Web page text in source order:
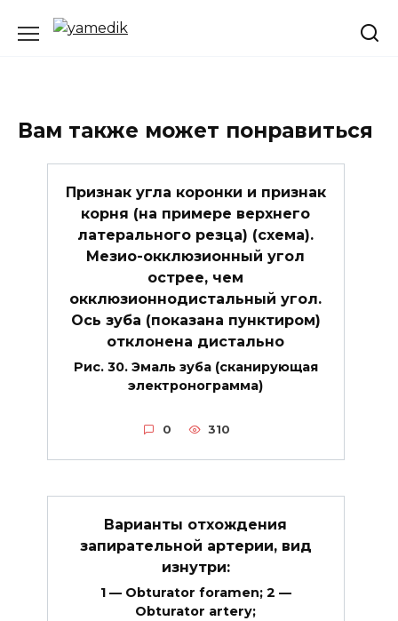
Вам также может понравиться
Признак угла коронки и признак
корня (на примере верхнего
латерального резца) (схема).
Мезио-окклюзионный угол
острее, чем
окклюзионнодистальный угол.
Ось зуба (показана пунктиром)
отклонена дистально
Рис. 30. Эмаль зуба (сканирующая
электронограмма)
0 310
Варианты отхождения
запирательной артерии, вид
изнутри:
1 — Obturator foramen; 2 —
Obturator artery;